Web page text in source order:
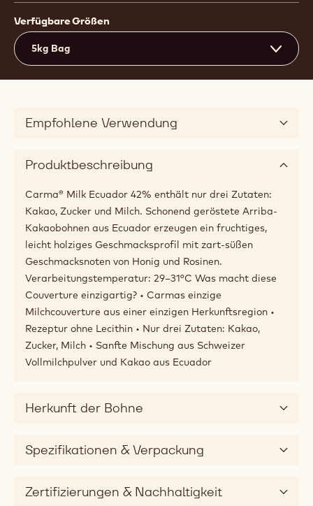
Verfügbare Größen
5kg Bag
Empfohlene Verwendung
Produktbeschreibung
Carma® Milk Ecuador 42% enthält nur drei Zutaten:
Kakao, Zucker und Milch. Schonend geröstete Arriba-
Kakaobohnen aus Ecuador erzeugen ein fruchtiges,
leicht holziges Geschmacksprofil mit zart-süßen
Geschmacksnoten von Honig und Rosinen.
Verarbeitungstemperatur: 29–31°C Was macht diese
Couverture einzigartig? • Carmas einzige
Milchcouverture aus einer einzigen Herkunftsregion •
Rezeptur ohne Lecithin • Nur drei Zutaten: Kakao,
Zucker, Milch • Sanfte Mischung aus Schweizer
Vollmilchpulver und Kakao aus Ecuador
Herkunft der Bohne
Spezifikationen & Verpackung
Zertifizierungen & Nachhaltigkeit